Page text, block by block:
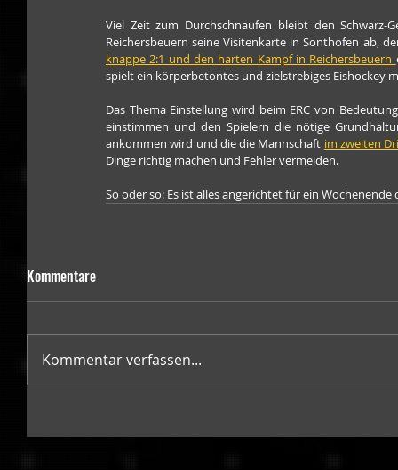
Viel Zeit zum Durchschnaufen bleibt den
knappe 2:1 und den harten Kampf in Reichersbeuern
spielt ein körperbetontes und zielstrebiges Eishockey
Das Thema Einstellung wird beim ERC von
einstimmen und den Spielern die nötige
ankommen wird und die die Mannschaft im zweiten
Dinge richtig machen und Fehler vermeiden.
So oder so: Es ist alles angerichtet für ein
Kommentare
Kommentar verfassen...